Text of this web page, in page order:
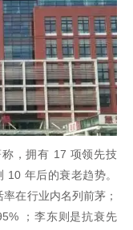
，拥有 17 项领先技
年后的衰老趋势。
在行业内名列前茅；
；李东则是抗衰先